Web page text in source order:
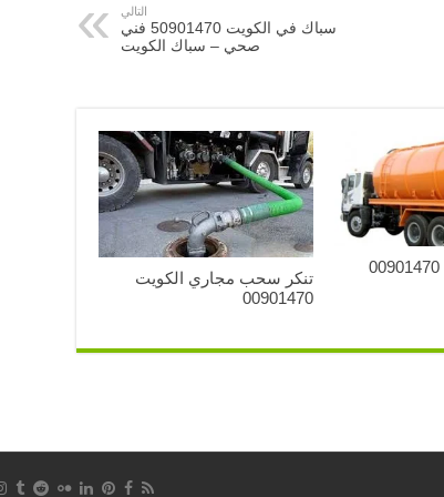
التالي
سباك في الكويت 50901470 فني
صحي – سباك الكويت
تنكر سحب مجاري الكويت
00901470